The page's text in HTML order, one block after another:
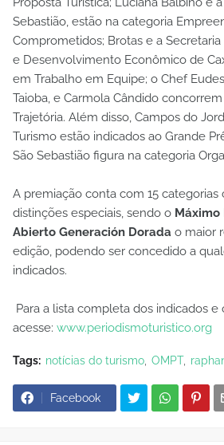
Sebastião, estão na categoria
Comprometidos; Brotas e a
e Desenvolvimento Econômico de
em Trabalho em Equipe; o Chef
Taioba, e Carmola Cândido
Trajetória. Além disso, Campos do
Turismo estão indicados ao Grande
São Sebastião figura na categoria
A premiação conta com 15
distinções especiais, sendo o
Abierto Generación Dorada o maior
edição, podendo ser concedido a
indicados.
Para a lista completa dos indicados
acesse: www.periodismoturistico.org
Tags: notícias do turismo OMPT
Facebook